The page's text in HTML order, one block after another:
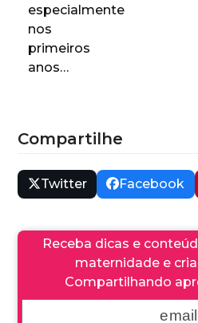
especialmente
nos
primeiros
anos…
Compartilhe
Twitter Facebook
Receba dicas e
maternidade e
Compartilhando